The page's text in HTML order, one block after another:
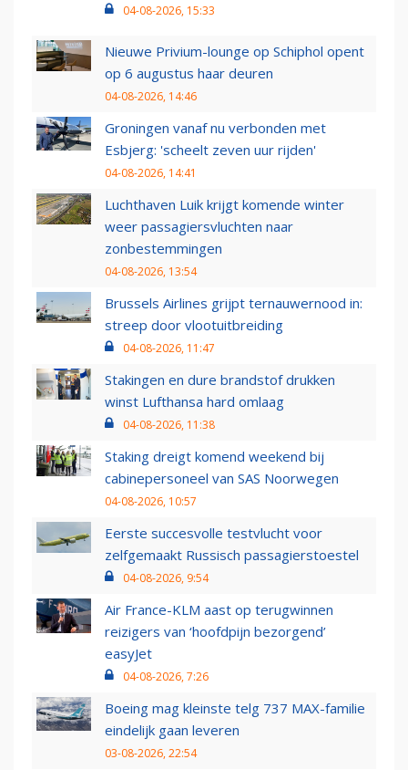
04-08-2026, 15:33
Nieuwe Privium-lounge op Schiphol opent
op 6 augustus haar deuren
04-08-2026, 14:46
Groningen vanaf nu verbonden met
Esbjerg: 'scheelt zeven uur rijden'
04-08-2026, 14:41
Luchthaven Luik krijgt komende winter
weer passagiersvluchten naar
zonbestemmingen
04-08-2026, 13:54
Brussels Airlines grijpt ternauwernood in:
streep door vlootuitbreiding
04-08-2026, 11:47
Stakingen en dure brandstof drukken
winst Lufthansa hard omlaag
04-08-2026, 11:38
Staking dreigt komend weekend bij
cabinepersoneel van SAS Noorwegen
04-08-2026, 10:57
Eerste succesvolle testvlucht voor
zelfgemaakt Russisch passagierstoestel
04-08-2026, 9:54
Air France-KLM aast op terugwinnen
reizigers van ‘hoofdpijn bezorgend’
easyJet
04-08-2026, 7:26
Boeing mag kleinste telg 737 MAX-familie
eindelijk gaan leveren
03-08-2026, 22:54